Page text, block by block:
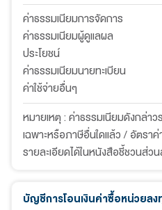
ค่าธรรมเนียมการจัดการ
ค่าธรรมเนียมผู้ดูแลผล
ประโยชน์
ค่าธรรมเนียมนายทะเบียน
ค่าใช้จ่ายอื่นๆ
หมายเหตุ : ค่าธรรมเนียมดังกล่า
เฉพาะหรือภาษีอื่นใดแล้ว / อัตรา
รายละเอียดได้ในหนังสือชี้ชวนส่
บัญชีการโอนเงินค่าซื้อหน่วยลง